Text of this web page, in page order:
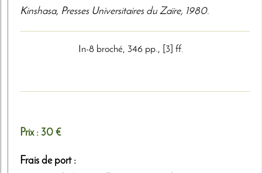
Kinshasa, Presses Universitaires du Zaïre, 1980.
In-8 broché, 346 pp., [3] ff.
Prix : 30 €
Frais de port :